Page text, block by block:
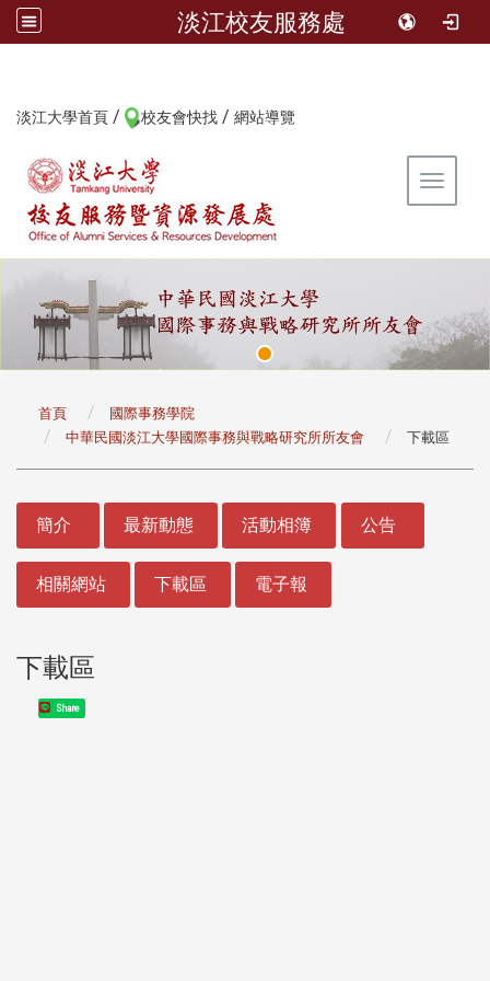
淡江校友服務處
淡江大學首頁 / 校友會快找 / 網站導覽
Toggle
首頁
國際事務學院
中華民國淡江大學國際事務與戰略研究所所友會
下載區
簡介 最新動態 活動相簿 公告
相關網站 下載區 電子報
下載區
Share